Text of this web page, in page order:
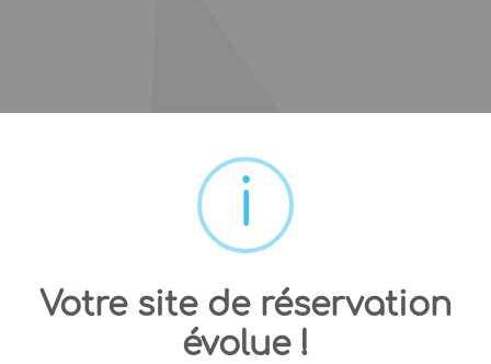
Votre site de réservation
évolue !